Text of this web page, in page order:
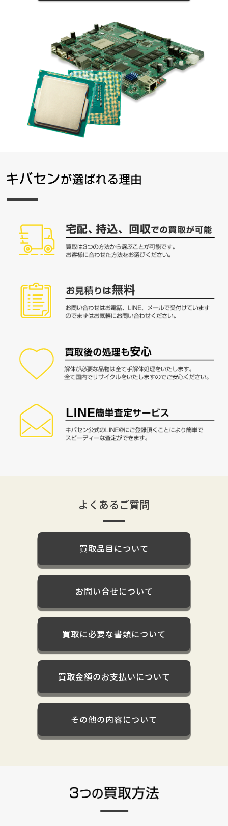
よくあるご質問
買取品目について
お問い合せについて
買取に必要な書類について
買取金額のお支払いについて
その他の内容について